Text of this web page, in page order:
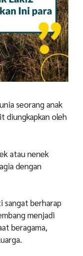
seorang anak
diungkapkan oleh
atau nenek
dengan
sangat berharap
menjadi
beragama,